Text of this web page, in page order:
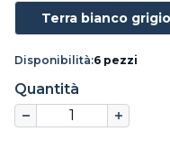
Terra bianco grigio
Disponibilità:6 pezzi
Quantità